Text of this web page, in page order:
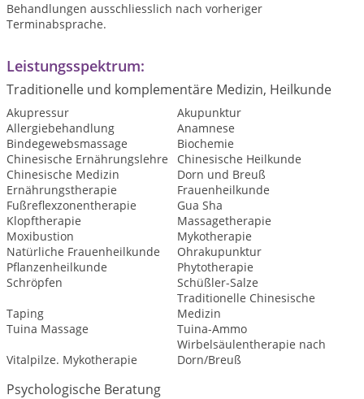
Behandlungen ausschliesslich nach vorheriger
Terminabsprache.
Leistungsspektrum:
Traditionelle und komplementäre Medizin, Heilkunde
Akupressur
Akupunktur
Allergiebehandlung
Anamnese
Bindegewebsmassage
Biochemie
Chinesische Ernährungslehre
Chinesische Heilkunde
Chinesische Medizin
Dorn und Breuß
Ernährungstherapie
Frauenheilkunde
Fußreflexzonentherapie
Gua Sha
Klopftherapie
Massagetherapie
Moxibustion
Mykotherapie
Natürliche Frauenheilkunde
Ohrakupunktur
Pflanzenheilkunde
Phytotherapie
Schröpfen
Schüßler-Salze
Taping
Traditionelle Chinesische
Medizin
Tuina Massage
Tuina-Ammo
Vitalpilze. Mykotherapie
Wirbelsäulentherapie nach
Dorn/Breuß
Psychologische Beratung